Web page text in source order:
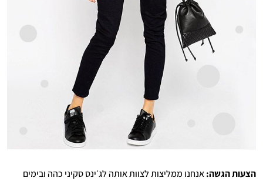
הצעות הגשה:אנחנו ממליצות לצוות אותה לג׳ינס סקיני כהה ובימים